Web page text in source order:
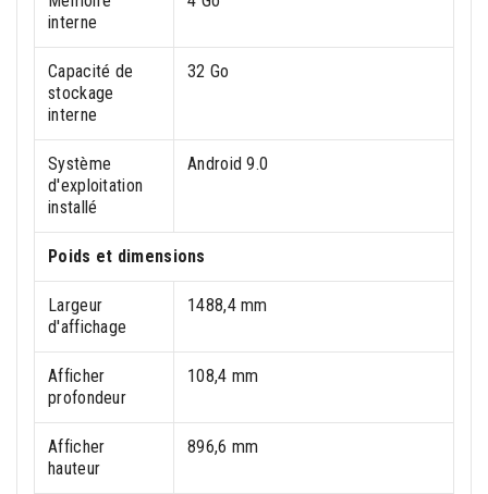
interne
Capacité de
stockage
interne
32 Go
Système
d'exploitation
installé
Android 9.0
Poids et dimensions
Largeur
d'affichage
1488,4 mm
Afficher
profondeur
108,4 mm
Afficher
hauteur
896,6 mm